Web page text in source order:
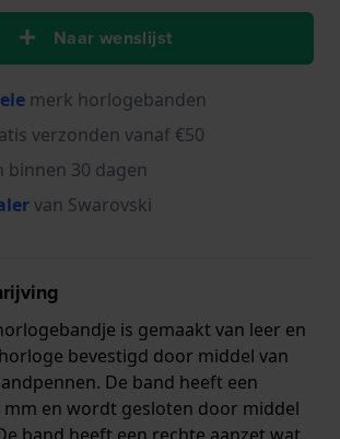
Naar wenslijst
merk horlogebanden
verzonden vanaf €50
binnen 30 dagen
van Swarovski
is gemaakt van leer en
bevestigd door middel van
De band heeft een
mm en wordt gesloten door middel